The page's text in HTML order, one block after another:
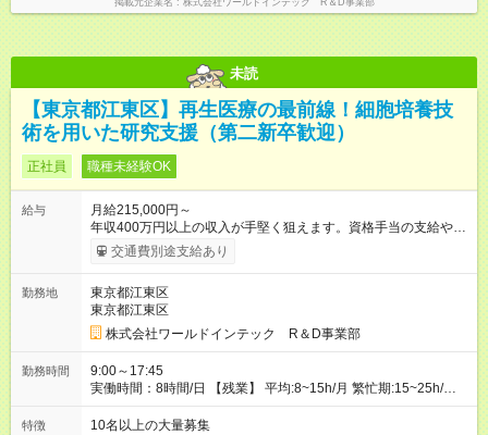
掲載元企業名 株式会社ワールドインテック R＆D事業部
未読
【東京都江東区】再生医療の最前線！細胞培養技
術を用いた研究支援（第二新卒歓迎）
正社員 職種未経験OK
給与
月給215,000円～
年収400万円以上の収入が手堅く狙えます。資格手当の支給や、
年2回分の帰省費用全額負担も! ※1 規定あり ※2 賞与年2回支給
（昨年度実績は約3.8ヶ月分）。 ★あなたの頑張りを給与に反
結果、配属先での評価などを給与に反映。研究者としての努力
がしっかり報われる体制です！ ◎残業代は別途全額支給いたし
ます。 ◎年齢、スキル、適性などを考慮のうえ決定します。
【試用期間】試用期間あり 試用期間の長さ：3ヶ月 雇用形態、
給与は本採用時と同じです。
交通費別途支給あり
勤務地
東京都江東区
東京都江東区
株式会社ワールドインテック R＆D事業部
勤務時間
9:00～17:45
実働時間：8時間/日 【残業】 平均:8~15h/⽉ 繁忙期:15~25h/⽉
※勤務日は⽕曜日～⼟曜日 ※担当プロジェクトによっては勤務時
間が異なる事もありますので、双方合意の上で決定いたしま
特徴 10名以上の大量募集